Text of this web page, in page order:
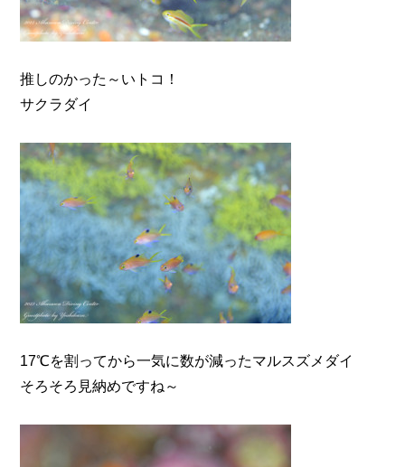
推しのかった～いトコ！
サクラダイ
17℃を割ってから一気に数が減ったマルスズメダイ
そろそろ見納めですね～